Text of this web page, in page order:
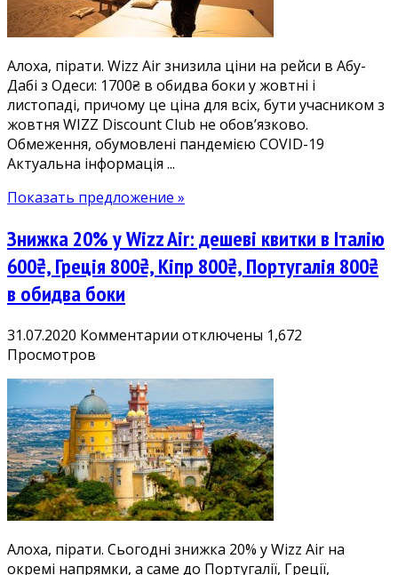
обидва
для
всіх.
Дешеві
квитки
в
Алоха, пірати. Wizz Air знизила ціни на рейси в Абу-
Дабі з Одеси: 1700₴ в обидва боки у жовтні і
листопаді, причому це ціна для всіх, бути учасником з
жовтня WIZZ Discount Club не обов’язково.
Обмеження, обумовлені пандемією COVID-19
Актуальна інформація ...
Показать предложение »
Знижка 20% у Wizz Air: дешеві квитки в Італію
600₴, Греція 800₴, Кіпр 800₴, Португалія 800₴
в обидва боки
31.07.2020 Комментарии к
у
Wizz
Air:
дешеві
квитки
в
600₴,
Греція
отключены 1,672
Просмотров
Алоха, пірати. Сьогодні знижка 20% у Wizz Air на
окремі напрямки, а саме до Португалії, Греції,